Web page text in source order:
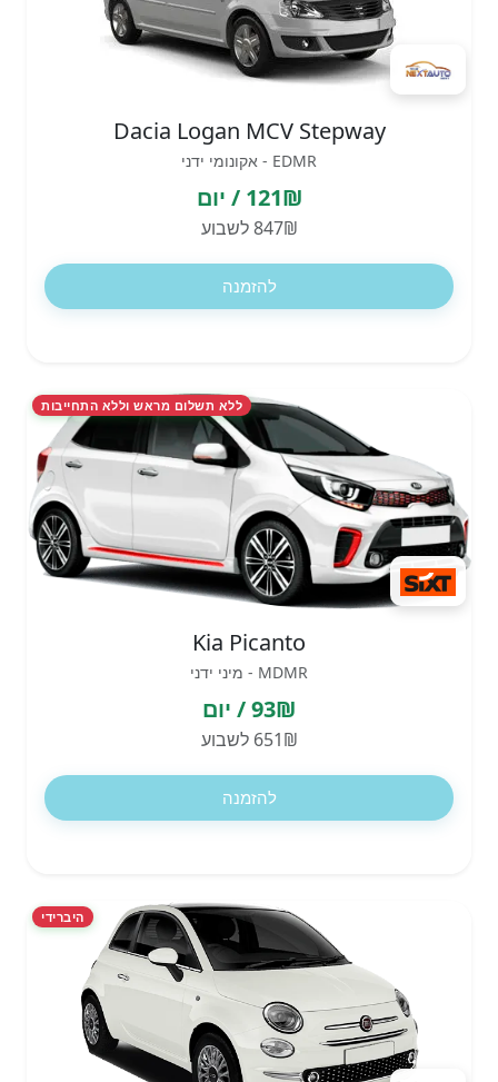
Dacia Logan MCV Stepway
EDMR - אקונומי ידני
121₪ / יום
847₪ לשבוע
להזמנה
ללא תשלום מראש וללא התחייבות
Kia Picanto
MDMR - מיני ידני
93₪ / יום
651₪ לשבוע
להזמנה
היברידי